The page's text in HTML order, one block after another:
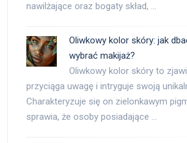
nawilżające oraz bogaty skład, …
Oliwkowy kolor skóry: jak
wybrać makijaż?
Oliwkowy kolor skóry to
przyciąga uwagę i intryguje swoją
Charakteryzuje się on zielonkawym
sprawia, że osoby posiadające …